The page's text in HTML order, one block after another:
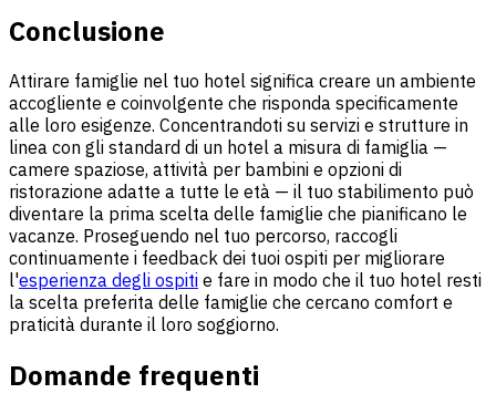
Conclusione
Attirare famiglie nel tuo hotel significa creare un ambiente
accogliente e coinvolgente che risponda specificamente
alle loro esigenze. Concentrandoti su servizi e strutture in
linea con gli standard di un hotel a misura di famiglia —
camere spaziose, attività per bambini e opzioni di
ristorazione adatte a tutte le età — il tuo stabilimento può
diventare la prima scelta delle famiglie che pianificano le
vacanze. Proseguendo nel tuo percorso, raccogli
continuamente i feedback dei tuoi ospiti per migliorare
l'esperienza degli ospiti e fare in modo che il tuo hotel resti
la scelta preferita delle famiglie che cercano comfort e
praticità durante il loro soggiorno.
Domande frequenti